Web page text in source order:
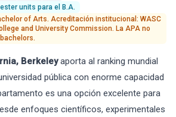
units para el B.A.
of Arts. Acreditación institucional: WASC
and University Commission. La APA no
Berkeleyaporta al ranking mundial
pública con enorme capacidad
es una opción excelente para
enfoques científicos, experimentales